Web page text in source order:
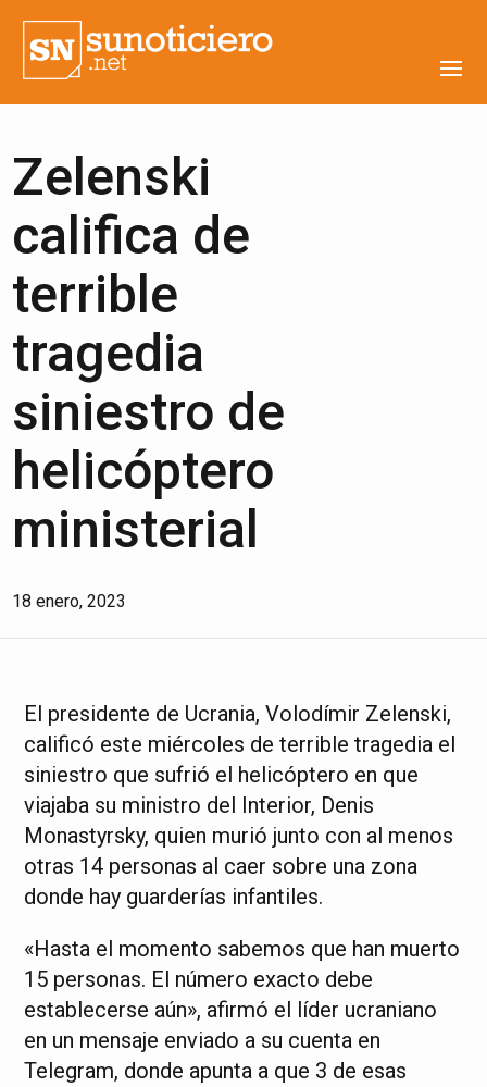
Zelenski
califica de
terrible
tragedia
siniestro de
helicóptero
ministerial
18 enero, 2023
El presidente de Ucrania, Volodímir Zelenski,
calificó este miércoles de terrible tragedia el
siniestro que sufrió el helicóptero en que
viajaba su ministro del Interior, Denis
Monastyrsky, quien murió junto con al menos
otras 14 personas al caer sobre una zona
donde hay guarderías infantiles.
«Hasta el momento sabemos que han muerto
15 personas. El número exacto debe
establecerse aún», afirmó el líder ucraniano
en un mensaje enviado a su cuenta en
Telegram, donde apunta a que 3 de esas